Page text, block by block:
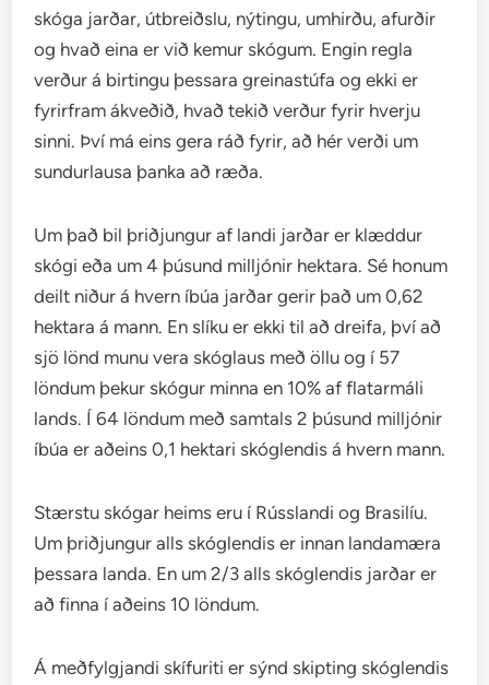
skóga jarðar, útbreiðslu, nýtingu, umhirðu, afurðir
og hvað eina er við kemur skógum. Engin regla
verður á birtingu þessara greinastúfa og ekki er
fyrirfram ákveðið, hvað tekið verður fyrir hverju
sinni. Því má eins gera ráð fyrir, að hér verði um
sundurlausa þanka að ræða.
Um það bil þriðjungur af landi jarðar er klæddur
skógi eða um 4 þúsund milljónir hektara. Sé honum
deilt niður á hvern íbúa jarðar gerir það um 0,62
hektara á mann. En slíku er ekki til að dreifa, því að
sjö lönd munu vera skóglaus með öllu og í 57
löndum þekur skógur minna en 10% af flatarmáli
lands. Í 64 löndum með samtals 2 þúsund milljónir
íbúa er aðeins 0,1 hektari skóglendis á hvern mann.
Stærstu skógar heims eru í Rússlandi og Brasilíu.
Um þriðjungur alls skóglendis er innan landamæra
þessara landa. En um 2/3 alls skóglendis jarðar er
að finna í aðeins 10 löndum.
Á meðfylgjandi skífuriti er sýnd skipting skóglendis